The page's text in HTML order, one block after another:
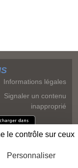
Informations légales
Signaler un contenu
inapproprié
Connexion
le contrôle sur ceux
Personnaliser